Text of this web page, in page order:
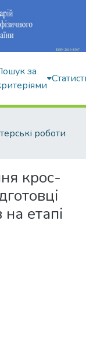
за
роботи
крос-
етапі